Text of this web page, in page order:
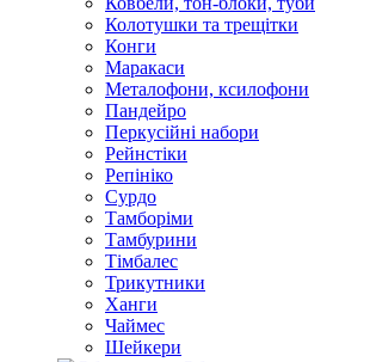
Колотушки та трещітки
Конги
Маракаси
Металофони, ксилофони
Пандейро
Перкусійні набори
Рейнстіки
Репініко
Сурдо
Тамборіми
Тамбурини
Тімбалес
Трикутники
Ханги
Чаймес
Шейкери